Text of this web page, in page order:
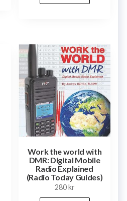
Work the world with
DMR: Digital Mobile
Radio Explained
(Radio Today Guides)
280kr